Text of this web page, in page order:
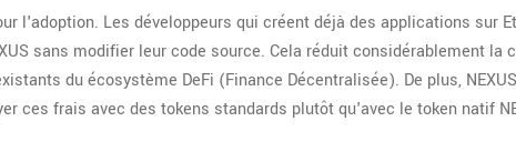
l'adoption. Les développeurs qui créent déjà des applications sur
sans modifier leur code source. Cela réduit considérablement la
du écosystème DeFi (Finance Décentralisée). De plus,
ces frais avec des tokens standards plutôt qu'avec le token natif